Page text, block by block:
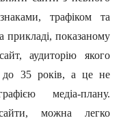
трафіком та
прикладі, показаному
аудиторію якого
до 35 років, а це не
медіа-плану.
можна легко